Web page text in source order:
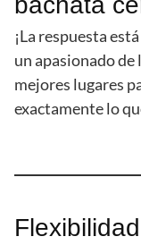
¡La respuesta
un apasionado
mejores lugares
exactamente lo